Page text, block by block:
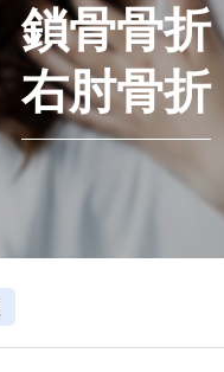
鎖骨骨折
右肘骨折